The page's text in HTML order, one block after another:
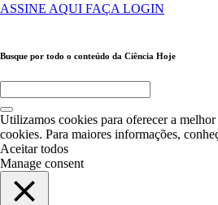
ASSINE AQUI FAÇA LOGIN
Busque por todo o conteúdo da Ciência Hoje
Utilizamos cookies para oferecer a
cookies. Para maiores informações,
Aceitar todos
Manage consent